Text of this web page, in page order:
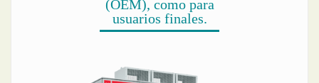
(OEM), como para
usuarios finales.